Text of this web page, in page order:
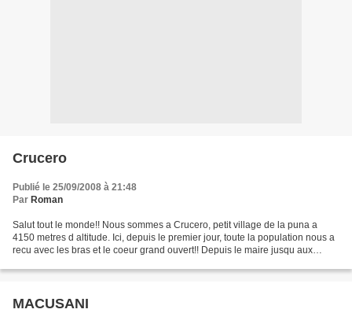
Crucero
Publié le 25/09/2008 à 21:48
Par Roman
Salut tout le monde!! Nous sommes a Crucero, petit village de la puna a
4150 metres d altitude. Ici, depuis le premier jour, toute la population nous a
recu avec les bras et le coeur grand ouvert!! Depuis le maire jusqu aux
MACUSANI